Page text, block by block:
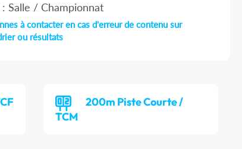
Salle / Championnat
à contacter en cas d'erreur de contenu sur
ou résultats
200m Piste Courte /
TCM